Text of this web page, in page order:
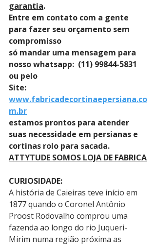
garantia.
Entre em contato com a gente
para fazer seu orçamento sem
compromisso
só mandar uma mensagem para
nosso whatsapp:  (11) 99844-5831
ou pelo
Site:
www.fabricadecortinaepersiana.co
m.br
estamos prontos para atender
suas necessidade em persianas e
cortinas rolo para sacada.
ATTYTUDE SOMOS LOJA DE FABRICA
CURIOSIDADE:
A história de Caieiras teve início em
1877 quando o Coronel Antônio
Proost Rodovalho comprou uma
fazenda ao longo do rio Juqueri-
Mirim numa região próxima as